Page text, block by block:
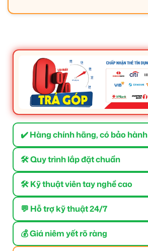
✔️ Hàng chính hãng, có bảo hành
🛠 Quy trình lắp đặt chuẩn
🛠 Kỹ thuật viên tay nghề cao
💬 Hỗ trợ kỹ thuật 24/7
💰 Giá niêm yết rõ ràng